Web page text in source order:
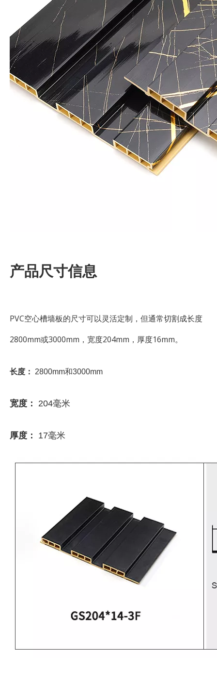
产品尺寸信息
PVC空心槽墙板的尺寸可以灵活定制，但通常切割成长度
2800mm或3000mm，宽度204mm，厚度16mm。
长度： 2800mm和3000mm
宽度： 204毫米
厚度： 17毫米